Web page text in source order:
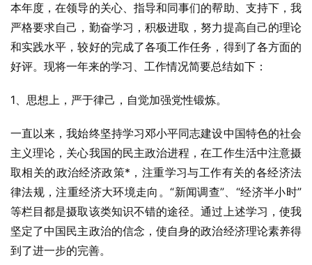
本年度，在领导的关心、指导和同事们的帮助、支持下，我
严格要求自己，勤奋学习，积极进取，努力提高自己的理论
和实践水平，较好的完成了各项工作任务，得到了各方面的
好评。现将一年来的学习、工作情况简要总结如下：
1、思想上，严于律己，自觉加强党性锻炼。
一直以来，我始终坚持学习邓小平同志建设中国特色的社会
主义理论，关心我国的民主政治进程，在工作生活中注意摄
取相关的政治经济政策*，注重学习与工作有关的各经济法
律法规，注重经济大环境走向。“新闻调查”、“经济半小时”
等栏目都是摄取该类知识不错的途径。通过上述学习，使我
坚定了中国民主政治的信念，使自身的政治经济理论素养得
到了进一步的完善。